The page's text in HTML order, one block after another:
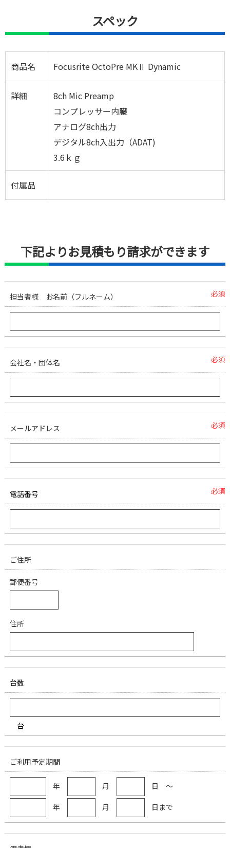
スペック
商品名 Focusrite OctoPre MKⅡ Dynamic
詳細
8ch Mic Preamp
コンプレッサー内臓
アナログ8ch出力
デジタル8ch入出力（ADAT)
3.6ｋｇ
付属品
下記よりお見積もり請求ができます
担当者様 お名前（フルネーム） 必須
会社名・団体名 必須
メールアドレス 必須
電話番号 必須
ご住所
郵便番号
住所
台数
台
ご利用予定期間
年 月 日 ～
年 月 日まで